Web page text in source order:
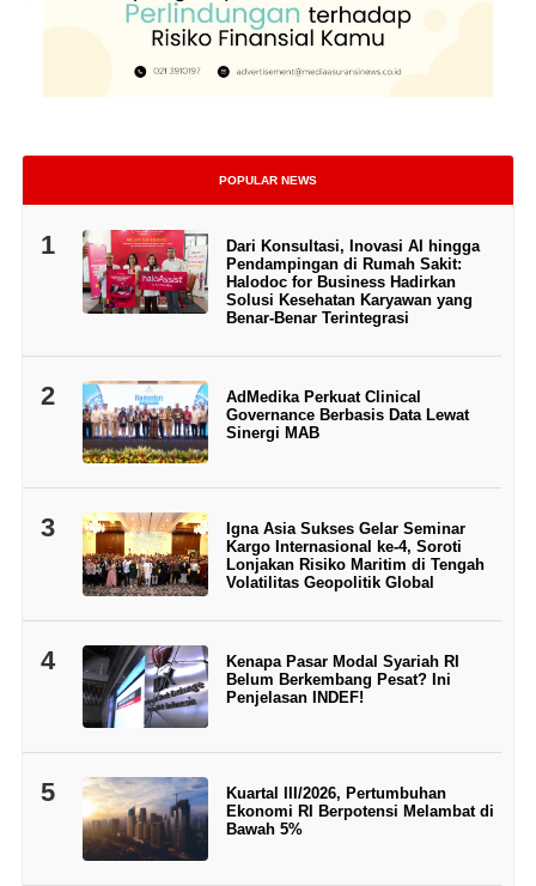
POPULAR NEWS
1
Dari Konsultasi, Inovasi AI hingga
Pendampingan di Rumah Sakit:
Halodoc for Business Hadirkan
Solusi Kesehatan Karyawan yang
Benar-Benar Terintegrasi
2
AdMedika Perkuat Clinical
Governance Berbasis Data Lewat
Sinergi MAB
3
Igna Asia Sukses Gelar Seminar
Kargo Internasional ke-4, Soroti
Lonjakan Risiko Maritim di Tengah
Volatilitas Geopolitik Global
4
Kenapa Pasar Modal Syariah RI
Belum Berkembang Pesat? Ini
Penjelasan INDEF!
5
Kuartal III/2026, Pertumbuhan
Ekonomi RI Berpotensi Melambat di
Bawah 5%